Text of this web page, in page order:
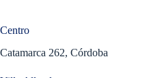
Centro
Catamarca 262, Córdoba